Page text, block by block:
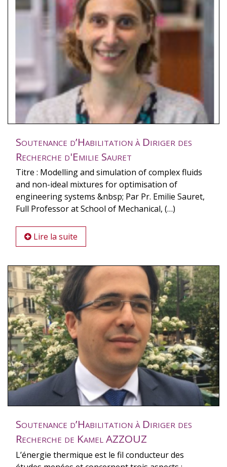
Soutenance d’Habilitation à Diriger des
Recherche d'Emilie Sauret
Titre : Modelling and simulation of complex fluids
and non-ideal mixtures for optimisation of
engineering systems &nbsp; Par Pr. Emilie Sauret,
Full Professor at School of Mechanical, (…)
Lire la suite
Soutenance d’Habilitation à Diriger des
Recherche de Kamel AZZOUZ
L’énergie thermique est le fil conducteur des